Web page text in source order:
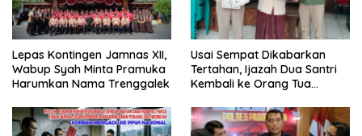
Lepas Kontingen Jamnas XII,
Wabup Syah Minta Pramuka
Harumkan Nama Trenggalek
Usai Sempat Dikabarkan
Tertahan, Ijazah Dua Santri
Kembali ke Orang Tua